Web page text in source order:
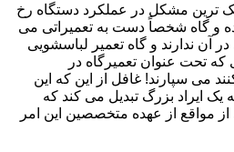
ترین مشکل در عملکرد دستگاه رخ
و گاه شخصاً دست به تعمیراتی می
آن ندارند و گاه تعمیر لباسشویی
که تحت عنوان تعمیرگاه در
می سپارند! غافل از این که این
ایراد بزرگ تبدیل می کند که
مواقع از عهده متخصصین این امر